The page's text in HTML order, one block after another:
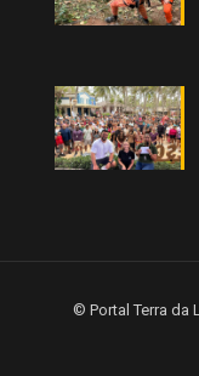
© Portal Terra da